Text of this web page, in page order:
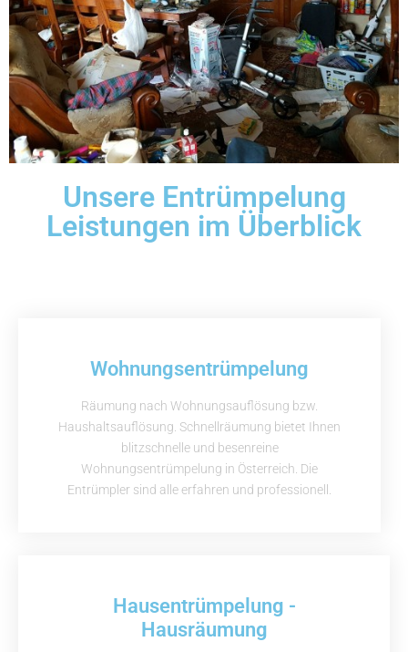
Unsere Entrümpelung
Leistungen im Überblick
Wohnungsentrümpelung
Räumung nach Wohnungsauflösung bzw.
Haushaltsauflösung. Schnellräumung bietet Ihnen
blitzschnelle und besenreine
Wohnungsentrümpelung in Österreich. Die
Entrümpler sind alle erfahren und professionell.
Hausentrümpelung -
Hausräumung